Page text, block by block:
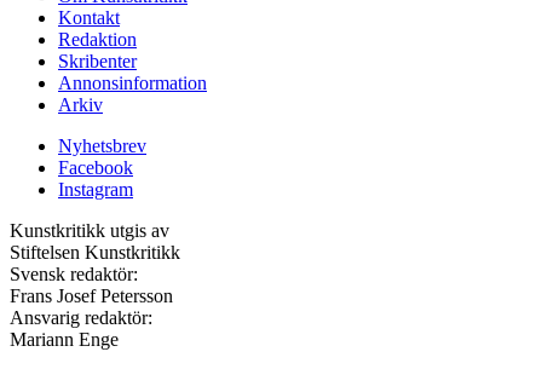
Kontakt
Redaktion
Skribenter
Annonsinformation
Arkiv
Nyhetsbrev
Facebook
Instagram
Kunstkritikk utgis av
Stiftelsen Kunstkritikk
Svensk redaktör:
Frans Josef Petersson
Ansvarig redaktör:
Mariann Enge